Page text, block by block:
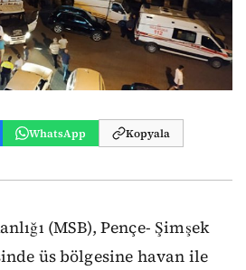
WhatsApp Kopyala
(MSB), Pençe- Şimşek
üs bölgesine havan ile